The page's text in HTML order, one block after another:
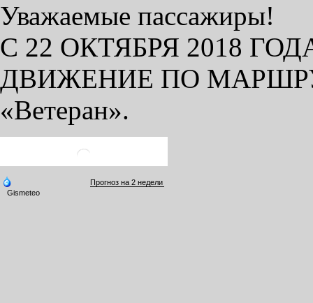
Уважаемые пассажиры!
С 22 ОКТЯБРЯ 2018
ДВИЖЕНИЕ ПО
«Ветеран».